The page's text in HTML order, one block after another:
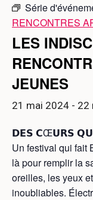
Série
RENCONTRES
LES
JEUNES
21 mai 2024 - 22
𝗗𝗘𝗦 𝗖Œ𝗨𝗥𝗦
Un festival qui fait
là pour remplir la
oreilles, les yeux
inoubliables.